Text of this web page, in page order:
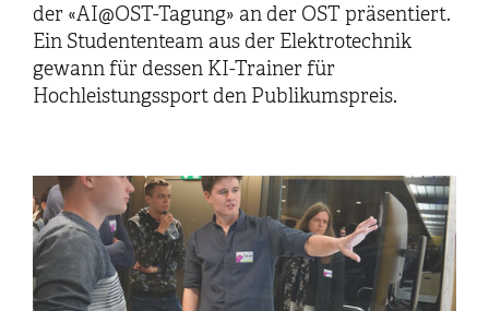
der «AI@OST-Tagung» an der OST präsentiert.
Ein Studententeam aus der Elektrotechnik
gewann für dessen KI-Trainer für
Hochleistungssport den Publikumspreis.